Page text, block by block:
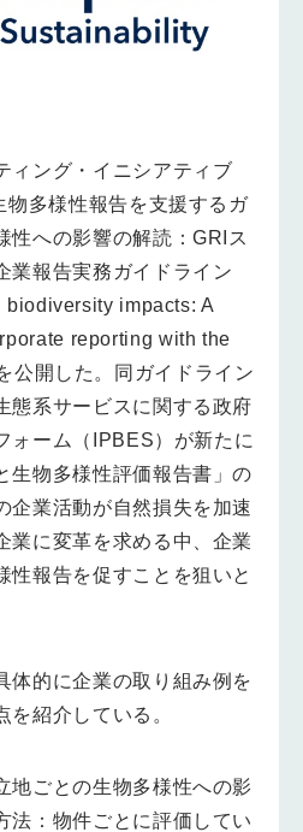
ィング・イニシアティブ
物多様性報告を支援するガ
性への影響の解読：GRIス
業報告実務ガイドライン
biodiversity impacts: A
reporting with the
公開した。同ガイドライン
態系サービスに関する政府
ォーム（IPBES）が新たに
生物多様性評価報告書」の
企業活動が自然損失を加速
業に変革を求める中、企業
性報告を促すことを狙いと
体的に企業の取り組み例を
を紹介している。
地ごとの生物多様性への影
法：物件ごとに評価してい